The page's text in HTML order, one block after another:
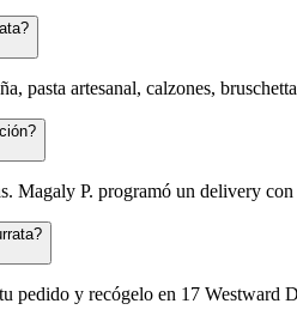
pasta artesanal, calzones,
Magaly P. programó un delivery
pedido y recógelo en 17